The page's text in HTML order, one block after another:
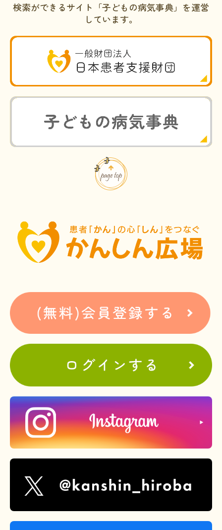
検索ができるサイト「子どもの病気事典」を運営
しています。